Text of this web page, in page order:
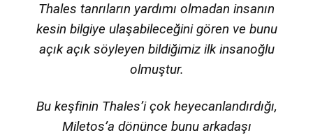
Thales tanrıların yardımı olmadan insanın
kesin bilgiye ulaşabileceğini gören ve bunu
açık açık söyleyen bildiğimiz ilk insanoğlu
olmuştur.
Bu keşfinin Thales’i çok heyecanlandırdığı,
Miletos’a dönünce bunu arkadaşı